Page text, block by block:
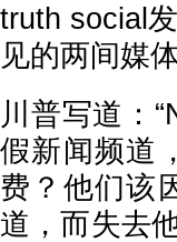
truth social
见的两间媒
川普写道：
假新闻频道
费？他们该
道，而失去